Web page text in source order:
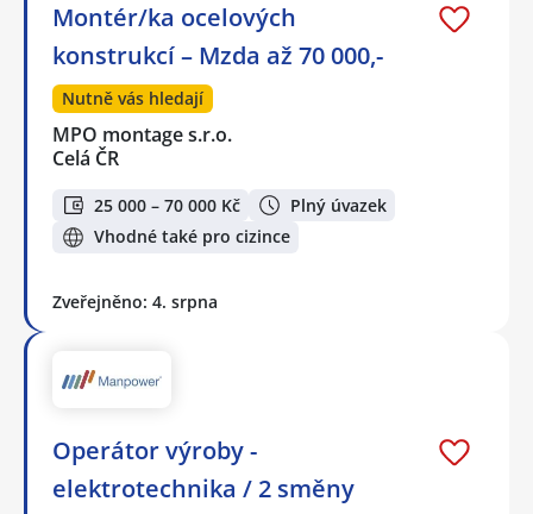
Montér/ka ocelových
konstrukcí – Mzda až 70 000,-
Nutně vás hledají
MPO montage s.r.o.
Celá ČR
25 000 – 70 000 Kč
Plný úvazek
Vhodné také pro cizince
Zveřejněno: 4. srpna
Operátor výroby -
elektrotechnika / 2 směny